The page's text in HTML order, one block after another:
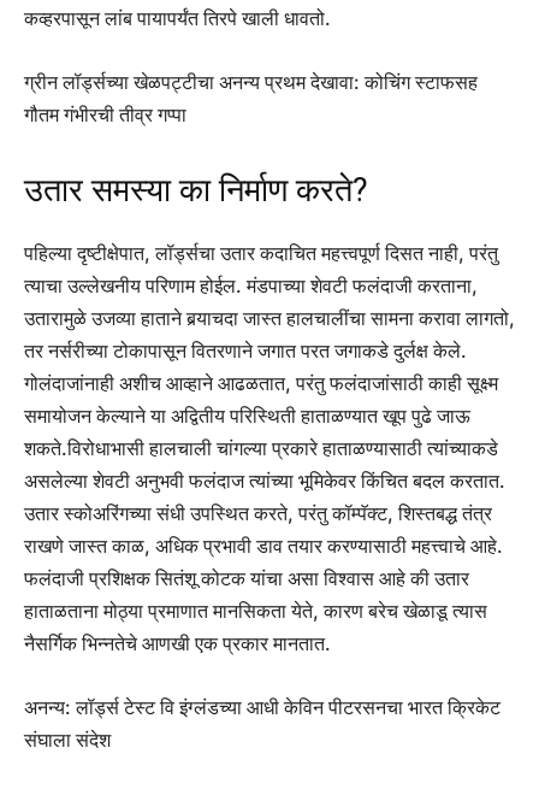
कव्हरपासून लांब पायापर्यंत तिरपे खाली धावतो.
ग्रीन लॉर्ड्सच्या खेळपट्टीचा अनन्य प्रथम देखावा: कोचिंग स्टाफसह
गौतम गंभीरची तीव्र गप्पा
उतार समस्या का निर्माण करते?
पहिल्या दृष्टीक्षेपात, लॉर्ड्सचा उतार कदाचित महत्त्वपूर्ण दिसत नाही, परंतु
त्याचा उल्लेखनीय परिणाम होईल. मंडपाच्या शेवटी फलंदाजी करताना,
उतारामुळे उजव्या हाताने बर्‍याचदा जास्त हालचालींचा सामना करावा लागतो,
तर नर्सरीच्या टोकापासून वितरणाने जगात परत जगाकडे दुर्लक्ष केले.
गोलंदाजांनाही अशीच आव्हाने आढळतात, परंतु फलंदाजांसाठी काही सूक्ष्म
समायोजन केल्याने या अद्वितीय परिस्थिती हाताळण्यात खूप पुढे जाऊ
शकते.विरोधाभासी हालचाली चांगल्या प्रकारे हाताळण्यासाठी त्यांच्याकडे
असलेल्या शेवटी अनुभवी फलंदाज त्यांच्या भूमिकेवर किंचित बदल करतात.
उतार स्कोअरिंगच्या संधी उपस्थित करते, परंतु कॉम्पॅक्ट, शिस्तबद्ध तंत्र
राखणे जास्त काळ, अधिक प्रभावी डाव तयार करण्यासाठी महत्त्वाचे आहे.
फलंदाजी प्रशिक्षक सितंशू कोटक यांचा असा विश्वास आहे की उतार
हाताळताना मोठ्या प्रमाणात मानसिकता येते, कारण बरेच खेळाडू त्यास
नैसर्गिक भिन्नतेचे आणखी एक प्रकार मानतात.
अनन्य: लॉर्ड्स टेस्ट वि इंग्लंडच्या आधी केविन पीटरसनचा भारत क्रिकेट
संघाला संदेश